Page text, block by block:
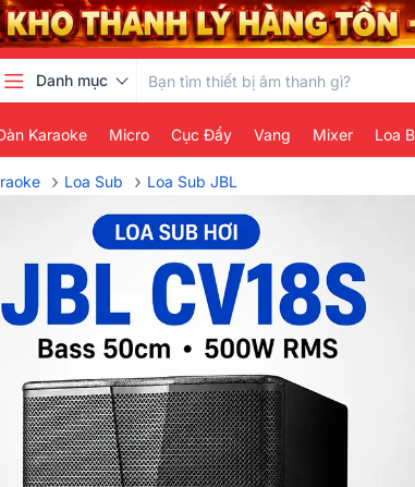
Danh mục
Karaoke Micro Cục Đẩy Vang Mixer Loa
› Loa Sub › Loa Sub JBL